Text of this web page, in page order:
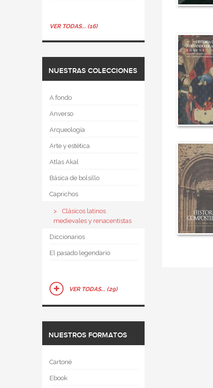
VER TODAS... (16)
NUESTRAS COLECCIONES
A fondo
Anverso
Arqueología
Arte y estética
Atlas Akal
Básica de bolsillo
Caprichos
Clásicos latinos
medievales y renacentistas
Diccionarios
El pasado legendario
VER TODAS... (29)
NUESTROS FORMATOS
Cartoné
Ebook